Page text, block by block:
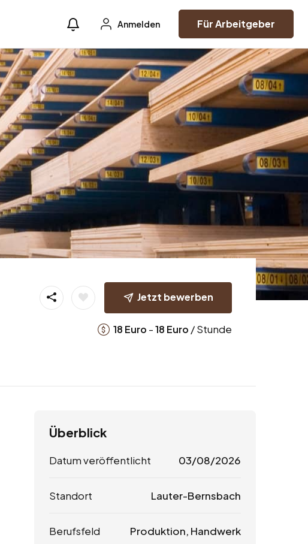
Anmelden Für Arbeitgeber
Jetzt bewerben
18 Euro -18 Euro / Stunde
Überblick
Datum veröffentlicht 03/08/2026
Standort Lauter-Bernsbach
Berufsfeld Produktion, Handwerk